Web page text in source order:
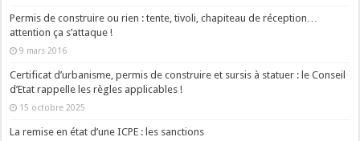
Permis de construire ou rien : tente, tivoli, chapiteau de réception…
attention ça s’attaque !
9 mars 2016
Certificat d’urbanisme, permis de construire et sursis à statuer : le Conseil
d’Etat rappelle les règles applicables !
15 octobre 2025
La remise en état d’une ICPE : les sanctions